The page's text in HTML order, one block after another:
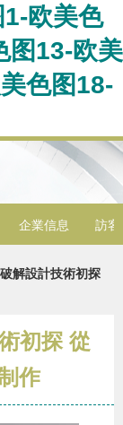
欧美色
图13-欧美
色图18-
企業信息 訪客
解設計技術初探
初探 從
作